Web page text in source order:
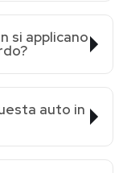
si applicano
auto in